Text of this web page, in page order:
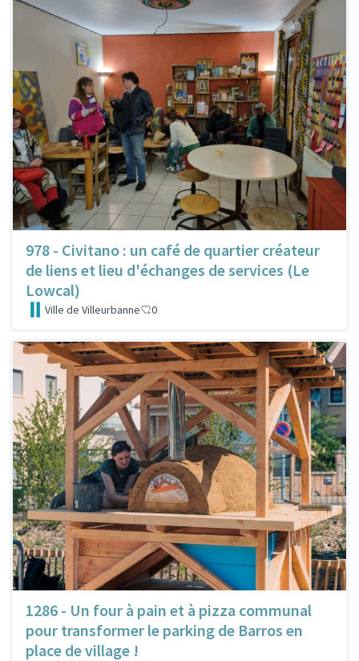
978 - Civitano : un café de quartier créateur
de liens et lieu d'échanges de services (Le
Lowcal)
Ville de Villeurbanne 0
1286 - Un four à pain et à pizza communal
pour transformer le parking de Barros en
place de village !